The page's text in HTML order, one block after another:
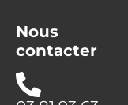
Nous
contacter